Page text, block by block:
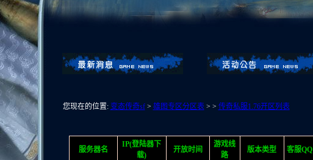
您现在的位置: 变态传奇sf> 雄图专区分区表> > 传奇私服1.76开区列表
服务器名
IP(登陆器下
载)
开放时间
游戏线
路
版本类型 客服QQ